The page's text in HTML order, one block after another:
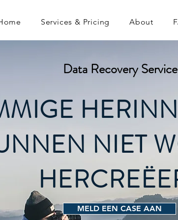
Services & Pricing About
Data Recovery
NIET
MELD EEN CASE AAN